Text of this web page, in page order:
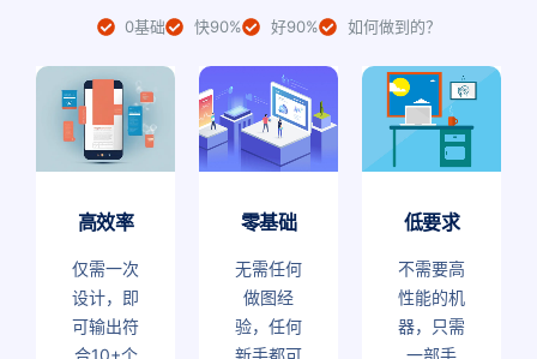
0基础 快90% 好90% 如何做到的？
高效率
仅需一次
设计，即
可输出符
合10+个
零基础
无需任何
做图经
验，任何
新手都可
低要求
不需要高
性能的机
器，只需
一部手